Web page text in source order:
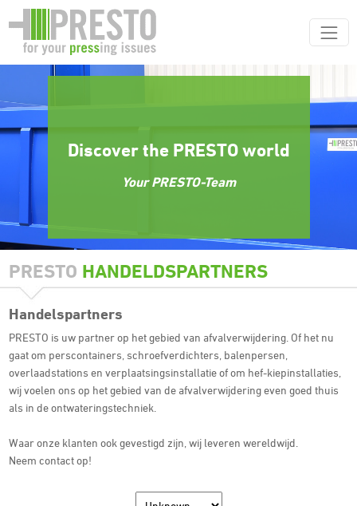
Discover the PRESTO world
Your PRESTO-Team
PRESTO HANDELDSPARTNERS
Handelspartners
PRESTO is uw partner op het gebied van afvalverwijdering. Of het nu
gaat om perscontainers, schroefverdichters, balenpersen,
overlaadstations en verplaatsingsinstallatie of om hef-kiepinstallaties,
wij voelen ons op het gebied van de afvalverwijdering even goed thuis
als in de ontwateringstechniek.
Waar onze klanten ook gevestigd zijn, wij leveren wereldwijd.
Neem contact op!